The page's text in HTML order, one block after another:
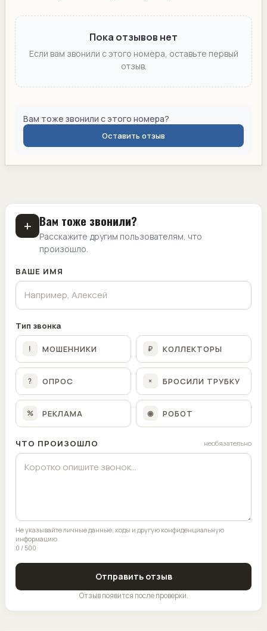
Пока отзывов нет
Если вам звонили с этого номера, оставьте первый
отзыв.
Вам тоже звонили с этого номера?
Оставить отзыв
+ Вам тоже звонили?
Расскажите другим пользователям, что
произошло.
ВАШЕ ИМЯ
Тип звонка
! МОШЕННИКИ ₽ КОЛЛЕКТОРЫ
? ОПРОС × БРОСИЛИ ТРУБКУ
% РЕКЛАМА ◉ РОБОТ
ЧТО ПРОИЗОШЛО необязательно
Не указывайте личные данные, коды и другую конфиденциальную
информацию.
0 / 500
Отправить отзыв
Отзыв появится после проверки.